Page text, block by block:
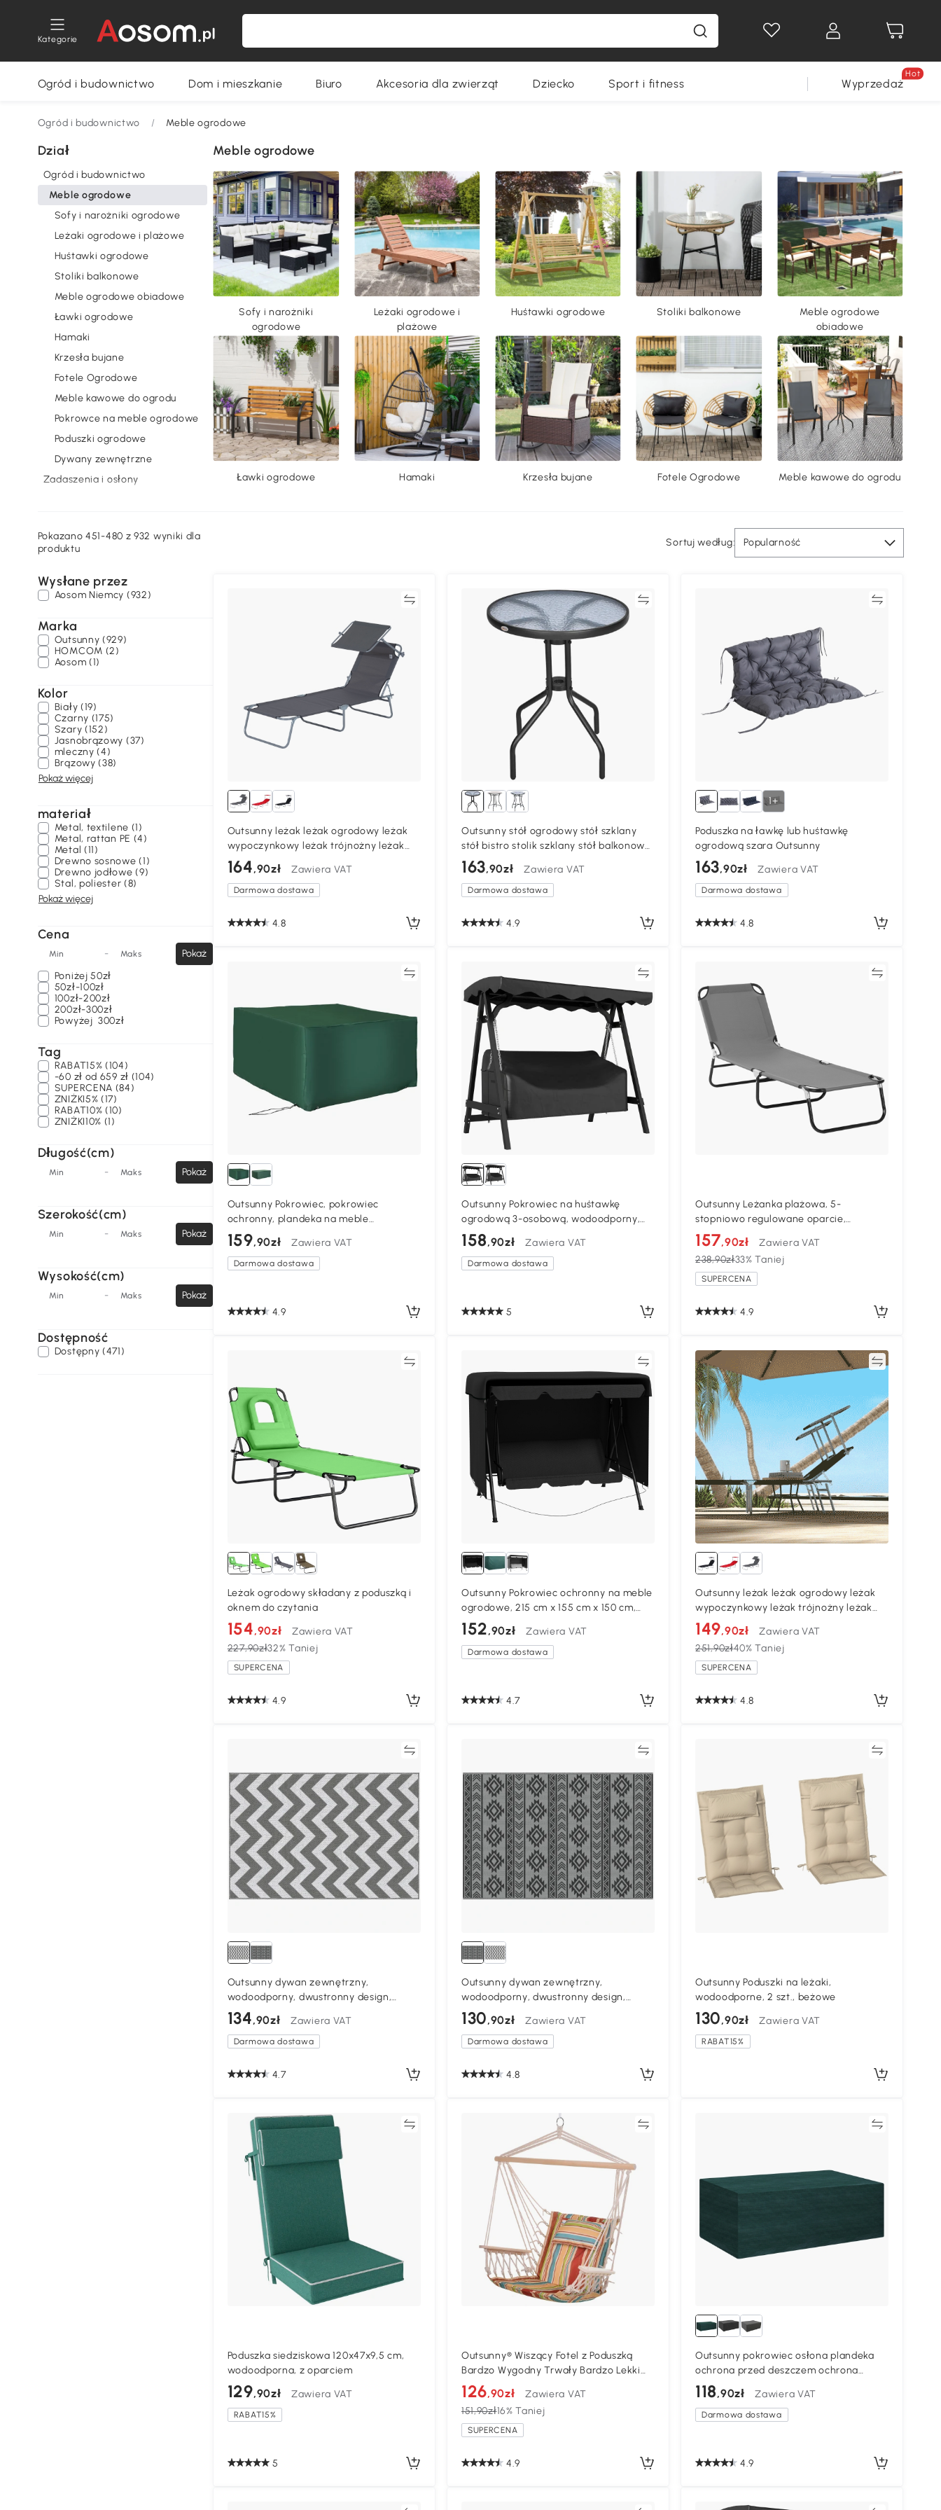
Kategorie
Ogród i budownictwo Dom i mieszkanie Biuro Akcesoria dla zwierząt Dziecko Sport i fitness Wyprzedaż
Hot
Ogród i budownictwo / Meble ogrodowe
Dział
Ogród i budownictwo
Meble ogrodowe
Sofy i narożniki ogrodowe
Leżaki ogrodowe i plażowe
Huśtawki ogrodowe
Stoliki balkonowe
Meble ogrodowe obiadowe
Ławki ogrodowe
Hamaki
Krzesła bujane
Fotele Ogrodowe
Meble kawowe do ogrodu
Pokrowce na meble ogrodowe
Poduszki ogrodowe
Dywany zewnętrzne
Zadaszenia i osłony
Dekoracje i ozdoby ogrodowe
Narzędzia ogrodnicze
Budownictwo
Pawilony ogrodowe i namioty
Meble ogrodowe
Sofy i narożniki
ogrodowe
Leżaki ogrodowe i
plażowe
Huśtawki ogrodowe Stoliki balkonowe
Meble ogrodowe
obiadowe
Ławki ogrodowe Hamaki Krzesła bujane Fotele Ogrodowe Meble kawowe do ogrodu
Poduszki ogrodowe Dywany zewnętrzne
Pokazano 451-480 z 932 wyniki dla
produktu
Sortuj według: Popularność
Wysłane przez
Aosom Niemcy (932)
Marka
Outsunny (929)
HOMCOM (2)
Aosom (1)
Kolor
Biały (19)
Czarny (175)
Szary (152)
Jasnobrązowy (37)
mleczny (4)
Brązowy (38)
Pokaż więcej
materiał
Metal, textilene (1)
Metal, rattan PE (4)
Metal (11)
Drewno sosnowe (1)
Drewno jodłowe (9)
Stal, poliester (8)
Pokaż więcej
Cena
Min - Maks
Pokaż
Poniżej50zł
50zł-100zł
100zł-200zł
200zł-300zł
Powyżej300zł
Tag
RABAT15% (104)
-60 zł od 659 zł (104)
SUPERCENA (84)
ZNIŻKI5% (17)
RABAT10% (10)
ZNIŻKI10% (1)
Długość(cm)
Min - Maks Pokaż
Szerokość(cm)
Min - Maks Pokaż
Wysokość(cm)
Min - Maks Pokaż
Dostępność
Dostępny (471)
Outsunny leżak leżak ogrodowy leżak
wypoczynkowy leżak trójnożny leżak
składany szary
164,90zł Zawiera VAT
Darmowa dostawa
4.8
Porównywać
Outsunny stół ogrodowy stół szklany
stół bistro stolik szklany stół balkonowy
szkło bezpieczne śr. 60 x wys. 70 cm
163,90zł Zawiera VAT
Darmowa dostawa
4.9
1+
Poduszka na ławkę lub huśtawkę
ogrodową szara Outsunny
163,90zł Zawiera VAT
Darmowa dostawa
4.8
Outsunny Pokrowiec, pokrowiec
ochronny, plandeka na meble
ogrodowe, 135 x 135 x 75 cm
159,90zł Zawiera VAT
Darmowa dostawa
4.9
Outsunny Pokrowiec na huśtawkę
ogrodową 3-osobową, wodoodporny,
wiatroodporny, UV-odporny, materiał
Oxford 420D
158,90zł Zawiera VAT
Darmowa dostawa
5
Outsunny Leżanka plażowa, 5-
stopniowo regulowane oparcie,
szybkoschnąca, rama metalowa, 188 x
56 x 28 cm, Szary
157,90zł
Zawiera VAT
238,90zł33% Taniej
SUPERCENA
4.9
Leżak ogrodowy składany z poduszką i
oknem do czytania
154,90zł
Zawiera VAT
227,90zł32% Taniej
SUPERCENA
4.9
Outsunny Pokrowiec ochronny na meble
ogrodowe, 215 cm x 155 cm x 150 cm,
Czarny
152,90zł Zawiera VAT
Darmowa dostawa
4.7
Porównywać
Outsunny leżak leżak ogrodowy leżak
wypoczynkowy leżak trójnożny leżak
składany kolor czarny
149,90zł
Zawiera VAT
251,90zł40% Taniej
SUPERCENA
4.8
Outsunny dywan zewnętrzny,
wodoodporny, dwustronny design,
wysokiej jakości włókno z tworzywa
sztucznego, jasnoszary+biały, 121 x 182
cm
134,90zł Zawiera VAT
Darmowa dostawa
4.7
Outsunny dywan zewnętrzny,
wodoodporny, dwustronny design,
wysokiej jakości włókno plastikowe,
czarny+szary, 182 x 274cm
130,90zł Zawiera VAT
Darmowa dostawa
4.8
Outsunny Poduszki na leżaki,
wodoodporne, 2 szt., beżowe
130,90zł Zawiera VAT
RABAT15%
Poduszka siedziskowa 120x47x9,5 cm,
wodoodporna, z oparciem
129,90zł Zawiera VAT
RABAT15%
5
Outsunny® Wiszący Fotel z Poduszką
Bardzo Wygodny Trwały Bardzo Lekki
Łatwy do Przenoszenia
126,90zł
Zawiera VAT
151,90zł16% Taniej
SUPERCENA
4.9
Outsunny pokrowiec osłona plandeka
ochrona przed deszczem ochrona
przed promieniowaniem UV meble
ogrodowe
118,90zł Zawiera VAT
Darmowa dostawa
4.9